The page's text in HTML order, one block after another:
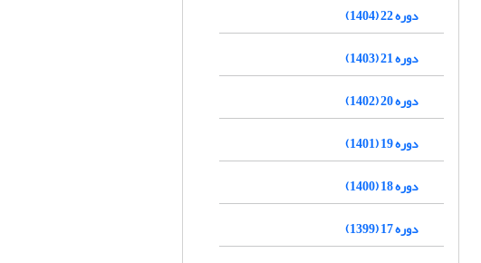
دوره 22 (1404)
دوره 21 (1403)
دوره 20 (1402)
دوره 19 (1401)
دوره 18 (1400)
دوره 17 (1399)